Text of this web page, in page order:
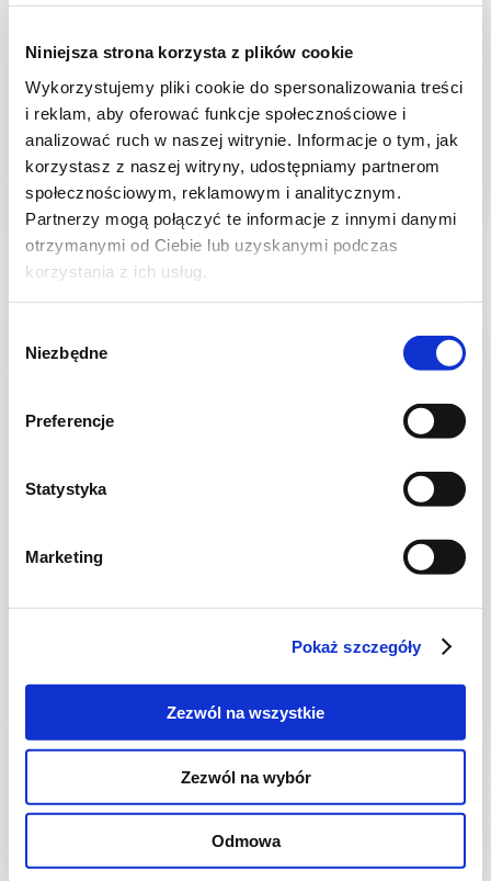
Niniejsza strona korzysta z plików cookie
Wykorzystujemy pliki cookie do spersonalizowania treści
i reklam, aby oferować funkcje społecznościowe i
analizować ruch w naszej witrynie. Informacje o tym, jak
korzystasz z naszej witryny, udostępniamy partnerom
społecznościowym, reklamowym i analitycznym.
Partnerzy mogą połączyć te informacje z innymi danymi
otrzymanymi od Ciebie lub uzyskanymi podczas
korzystania z ich usług.
zgody
Niezbędne
Preferencje
Statystyka
Marketing
Pokaż szczegóły
Zezwól na wszystkie
Zezwól na wybór
Odmowa
CIASTA I TORTY
Ciasto drożdżowe z jagodami i serem –
miękkie i puszyste
2 godz. 4897 kcal 24
Pesto z liści rzodkiewki na oleju
5 min. 713 kcal 4